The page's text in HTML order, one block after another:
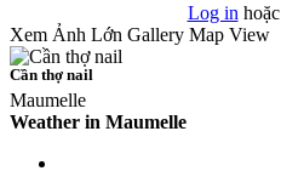
Log in hoặc
Xem Ảnh Lớn Gallery Map View
Cần thợ nail
Maumelle
Weather in Maumelle